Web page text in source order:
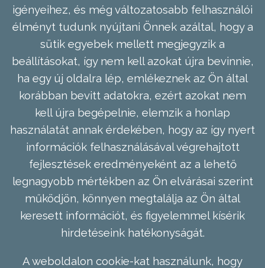
igényeihez, és még változatosabb felhasználói
élményt tudunk nyújtani Önnek azáltal, hogy a
sütik egyebek mellett megjegyzik a
beállításokat, így nem kell azokat újra bevinnie,
ha egy új oldalra lép, emlékeznek az Ön által
korábban bevitt adatokra, ezért azokat nem
kell újra begépelnie, elemzik a honlap
használatát annak érdekében, hogy az így nyert
információk felhasználásával végrehajtott
fejlesztések eredményeként az a lehető
legnagyobb mértékben az Ön elvárásai szerint
működjön, könnyen megtalálja az Ön által
keresett információt, és figyelemmel kísérik
hirdetéseink hatékonyságát.
A weboldalon cookie-kat használunk, hogy